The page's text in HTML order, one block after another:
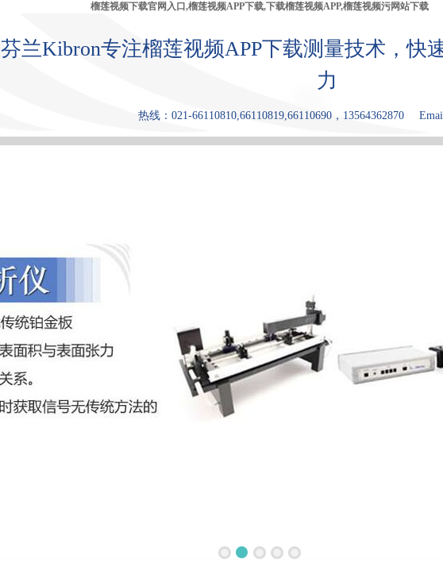
榴莲视频下载官网入口,榴莲视频APP下载,下载榴莲视频APP,榴莲视频污网站下载
芬兰Kibron专注榴莲视频APP下载测量技术，
力
热线：021-66110810,66110819,66110690，13564362870
首 页 产品中心 张力仪 下载榴莲视 榴莲视频污 原理和优点